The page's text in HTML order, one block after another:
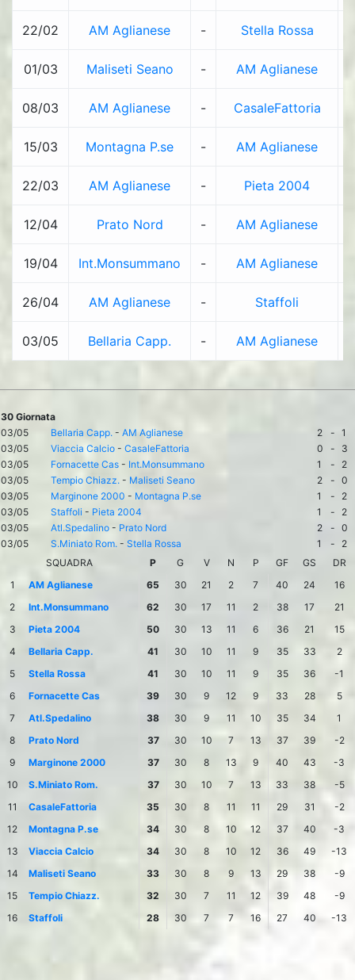
22/02 AM Aglianese - Stella Rossa
01/03 Maliseti Seano - AM Aglianese
08/03 AM Aglianese - CasaleFattoria
15/03 Montagna P.se - AM Aglianese
22/03 AM Aglianese - Pieta 2004
12/04 Prato Nord - AM Aglianese
19/04 Int.Monsummano - AM Aglianese
26/04 AM Aglianese - Staffoli
03/05 Bellaria Capp. - AM Aglianese
30 Giornata
03/05
Bellaria Capp. - AM Aglianese 2 - 1
03/05
Viaccia Calcio - CasaleFattoria 0 -
3
03/05
Fornacette Cas - Int.Monsummano 1 -
2
03/05
Tempio Chiazz. - Maliseti Seano 2 - 0
03/05
Marginone 2000 - Montagna P.se 1 -
2
03/05
Staffoli - Pieta 2004 1 -
2
03/05
Atl.Spedalino - Prato Nord 2 - 0
03/05
S.Miniato Rom. - Stella Rossa 1 -
2
SQUADRA
P G V N P GF GS
DR
1
AM Aglianese 65 30 21 2 7 40 24
16
2
Int.Monsummano 62 30 17 11 2 38 17
21
3
Pieta 2004 50 30 13 11 6 36 21
15
4
Bellaria Capp. 41 30 10 11 9 35 33
2
5
Stella Rossa 41 30 10 11 9 35 36
-1
6
Fornacette Cas 39 30 9 12 9 33 28
5
7
Atl.Spedalino 38 30 9 11 10 35 34
1
8
Prato Nord 37 30 10 7 13 37 39
-2
9
Marginone 2000 37 30 8 13 9 40 43
-3
10
S.Miniato Rom. 37 30 10 7 13 33 38
-5
11
CasaleFattoria 35 30 8 11 11 29 31
-2
12
Montagna P.se 34 30 8 10 12 37 40
-3
13
Viaccia Calcio 34 30 8 10 12 36 49
-13
14
Maliseti Seano 33 30 8 9 13 29 38
-9
15
Tempio Chiazz. 32 30 7 11 12 39 48
-9
16
Staffoli 28 30 7 7 16 27 40 -13